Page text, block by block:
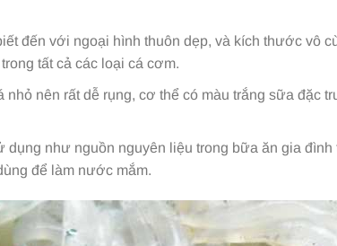
đến với ngoại hình thuôn dẹp, và kích thước vô
tất cả các loại cá cơm.
nhỏ nên rất dễ rụng, cơ thể có màu trắng sữa đặc
dụng như nguồn nguyên liệu trong bữa ăn gia
để làm nước mắm.